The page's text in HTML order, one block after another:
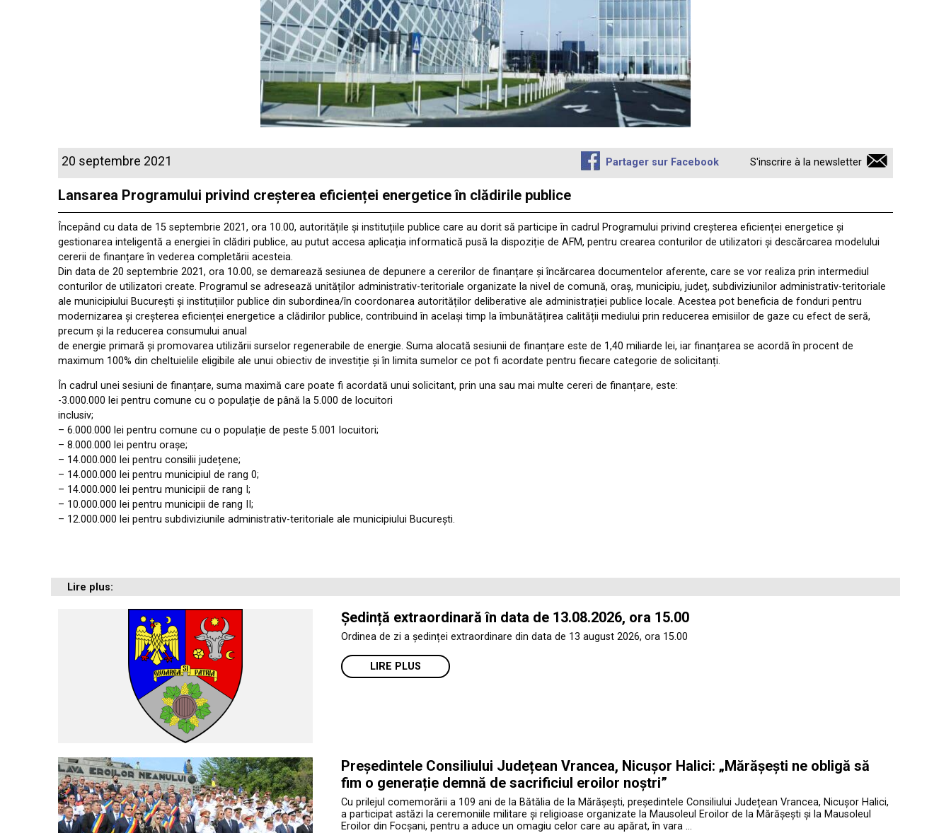
20 septembre 2021 Partager sur Facebook S'inscrire à la newsletter
Lansarea Programului privind creșterea eficienței energetice în clădirile publice
Începând cu data de 15 septembrie 2021, ora 10.00, autoritățile și instituțiile publice care au dorit să participe în cadrul Programului privind creșterea eficienței energetice și
gestionarea inteligentă a energiei în clădiri publice, au putut accesa aplicația informatică pusă la dispoziție de AFM, pentru crearea conturilor de utilizatori și descărcarea modelului
cererii de finanțare în vederea completării acesteia.
Din data de 20 septembrie 2021, ora 10.00, se demarează sesiunea de depunere a cererilor de finanțare și încărcarea documentelor aferente, care se vor realiza prin intermediul
conturilor de utilizatori create. Programul se adresează unităților administrativ-teritoriale organizate la nivel de comună, oraș, municipiu, județ, subdiviziunilor administrativ-teritoriale
ale municipiului București și instituțiilor publice din subordinea/în coordonarea autorităților deliberative ale administrației publice locale. Acestea pot beneficia de fonduri pentru
modernizarea și creșterea eficienței energetice a clădirilor publice, contribuind în același timp la îmbunătățirea calității mediului prin reducerea emisiilor de gaze cu efect de seră,
precum și la reducerea consumului anual
de energie primară și promovarea utilizării surselor regenerabile de energie. Suma alocată sesiunii de finanțare este de 1,40 miliarde lei, iar finanțarea se acordă în procent de
maximum 100% din cheltuielile eligibile ale unui obiectiv de investiție și în limita sumelor ce pot fi acordate pentru fiecare categorie de solicitanți.
În cadrul unei sesiuni de finanțare, suma maximă care poate fi acordată unui solicitant, prin una sau mai multe cereri de finanțare, este:
-3.000.000 lei pentru comune cu o populație de până la 5.000 de locuitori
inclusiv;
– 6.000.000 lei pentru comune cu o populație de peste 5.001 locuitori;
– 8.000.000 lei pentru orașe;
– 14.000.000 lei pentru consilii județene;
– 14.000.000 lei pentru municipiul de rang 0;
– 14.000.000 lei pentru municipii de rang I;
– 10.000.000 lei pentru municipii de rang II;
– 12.000.000 lei pentru subdiviziunile administrativ-teritoriale ale municipiului București.
Lire plus:
Ședință extraordinară în data de 13.08.2026, ora 15.00
Ordinea de zi a ședinței extraordinare din data de 13 august 2026, ora 15.00
LIRE PLUS
Președintele Consiliului Județean Vrancea, Nicușor Halici: „Mărășești ne obligă să
fim o generație demnă de sacrificiul eroilor noștri”
Cu prilejul comemorării a 109 ani de la Bătălia de la Mărășești, președintele Consiliului Județean Vrancea, Nicușor Halici,
a participat astăzi la ceremoniile militare și religioase organizate la Mausoleul Eroilor de la Mărășești și la Mausoleul
Eroilor din Focșani, pentru a aduce un omagiu celor care au apărat, în vara …